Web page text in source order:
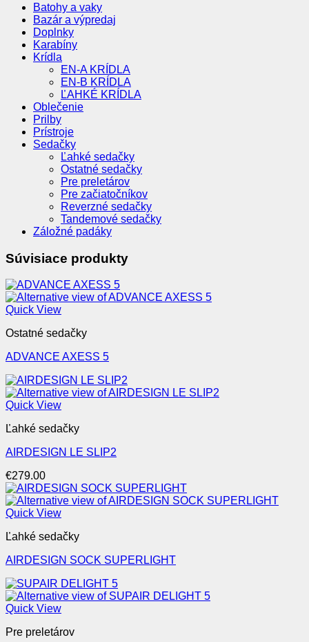
Batohy a vaky
Bazár a výpredaj
Doplnky
Karabíny
Krídla
EN-A KRÍDLA
EN-B KRÍDLA
ĽAHKÉ KRÍDLA
Oblečenie
Prilby
Prístroje
Sedačky
Ľahké sedačky
Ostatné sedačky
Pre preletárov
Pre začiatočníkov
Reverzné sedačky
Tandemové sedačky
Záložné padáky
Súvisiace produkty
Quick View
Ostatné sedačky
ADVANCE AXESS 5
Quick View
Ľahké sedačky
AIRDESIGN LE SLIP2
€279.00
Quick View
Ľahké sedačky
AIRDESIGN SOCK SUPERLIGHT
Quick View
Pre preletárov